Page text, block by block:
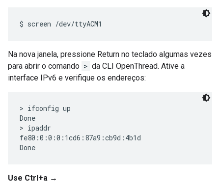
Na nova janela, pressione Return no teclado algumas vezes
para abrir o comando > da CLI OpenThread. Ative a
interface IPv6 e verifique os endereços:
> ifconfig up
Done
> ipaddr
fe80:0:0:0:1cd6:87a9:cb9d:4b1d
Use Ctrl+a →